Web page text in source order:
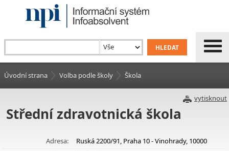
Úvodní strana Volba podle školy Škola
vytisknout
Střední zdravotnická škola
Adresa:
Ruská 2200/91, Praha 10 - Vinohrady, 10000